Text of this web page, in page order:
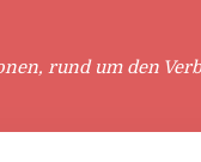
rund um den